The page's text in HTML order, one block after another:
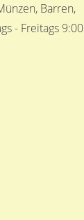
Barren,
- Freitags 9:00